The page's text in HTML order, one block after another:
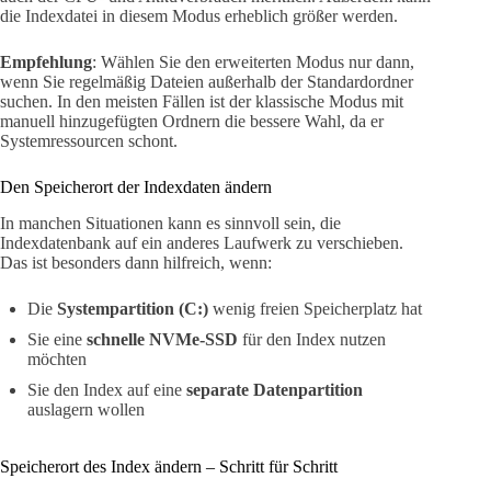
die Indexdatei in diesem Modus erheblich größer werden.
Empfehlung: Wählen Sie den erweiterten Modus nur dann,
wenn Sie regelmäßig Dateien außerhalb der Standardordner
suchen. In den meisten Fällen ist der klassische Modus mit
manuell hinzugefügten Ordnern die bessere Wahl, da er
Systemressourcen schont.
Den Speicherort der Indexdaten ändern
In manchen Situationen kann es sinnvoll sein, die
Indexdatenbank auf ein anderes Laufwerk zu verschieben.
Das ist besonders dann hilfreich, wenn:
Die Systempartition (C:) wenig freien Speicherplatz hat
Sie eine schnelle NVMe-SSD für den Index nutzen
möchten
Sie den Index auf eine separate Datenpartition
auslagern wollen
Speicherort des Index ändern – Schritt für Schritt